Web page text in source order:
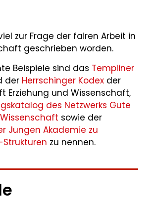
zur Frage der fairen Arbeit in
geschrieben worden.
Beispiele sind das Templiner
der Herrschinger Kodex der
Erziehung und Wissenschaft,
des Netzwerks Gute
sowie der
Jungen Akademie zu
zu nennen.